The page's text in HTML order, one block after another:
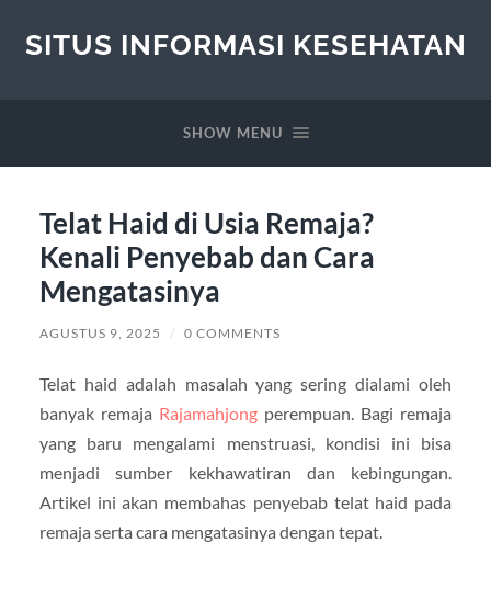
SITUS INFORMASI KESEHATAN
SHOW MENU
Telat Haid di Usia Remaja?
Kenali Penyebab dan Cara
Mengatasinya
AGUSTUS 9, 2025 / 0 COMMENTS
Telat haid adalah masalah yang sering dialami oleh
banyak remaja Rajamahjongperempuan. Bagi remaja
yang baru mengalami menstruasi, kondisi ini bisa
menjadi sumber kekhawatiran dan kebingungan.
Artikel ini akan membahas penyebab telat haid pada
remaja serta cara mengatasinya dengan tepat.